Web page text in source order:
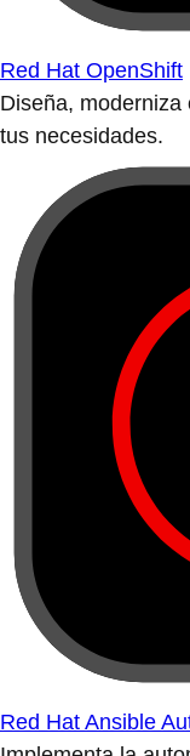
Red Hat OpenShift
Diseña,
tus necesidades.
Red Hat Ansible